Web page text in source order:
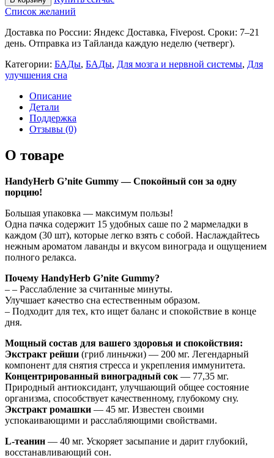
Список желаний
Доставка по России: Яндекс Доставка, Fivepost. Сроки: 7–21
день. Отправка из Тайланда каждую неделю (четверг).
Категории: БАДы, БАДы, Для мозга и нервной системы, Для
улучшения сна
Описание
Детали
Поддержка
Отзывы (0)
О товаре
HandyHerb G’nite Gummy — Спокойный сон за одну
порцию!
Большая упаковка — максимум пользы!
Одна пачка содержит 15 удобных саше по 2 мармеладки в
каждом (30 шт), которые легко взять с собой. Наслаждайтесь
нежным ароматом лаванды и вкусом винограда и ощущением
полного релакса.
Почему HandyHerb G’nite Gummy?
– – Расслабление за считанные минуты.
Улучшает качество сна естественным образом.
– Подходит для тех, кто ищет баланс и спокойствие в конце
дня.
Мощный состав для вашего здоровья и спокойствия:
Экстракт рейши (гриб линьчжи) — 200 мг. Легендарный
компонент для снятия стресса и укрепления иммунитета.
Концентрированный виноградный сок — 77,35 мг.
Природный антиоксидант, улучшающий общее состояние
организма, способствует качественному, глубокому сну.
Экстракт ромашки — 45 мг. Известен своими
успокаивающими и расслабляющими свойствами.
L-теанин — 40 мг. Ускоряет засыпание и дарит глубокий,
восстанавливающий сон.